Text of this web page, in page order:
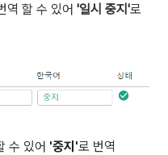
역 할 수 있어 '일시 중지'로
수 있어 '중지'로 번역